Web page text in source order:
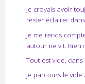
Je croyais avoir
rester éclairer
Je me rends
autour ne vit. Rien
Tout est vide,
Je parcours le